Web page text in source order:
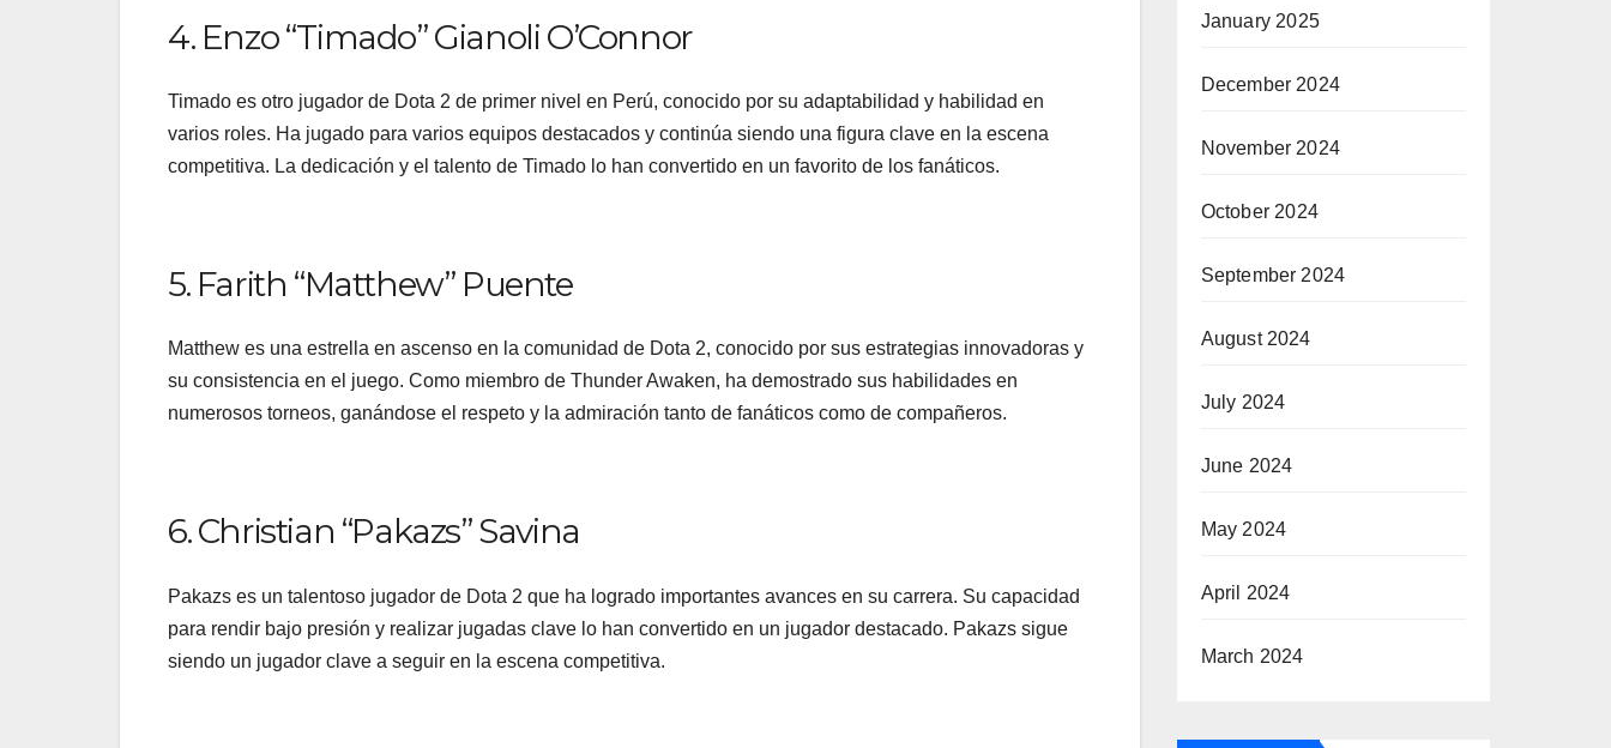
4. Enzo “Timado” Gianoli O’Connor
Timado es otro jugador de Dota 2 de primer nivel en Perú, conocido por su adaptabilidad y habilidad en
varios roles. Ha jugado para varios equipos destacados y continúa siendo una figura clave en la escena
competitiva. La dedicación y el talento de Timado lo han convertido en un favorito de los fanáticos.
5. Farith “Matthew” Puente
Matthew es una estrella en ascenso en la comunidad de Dota 2, conocido por sus estrategias innovadoras y
su consistencia en el juego. Como miembro de Thunder Awaken, ha demostrado sus habilidades en
numerosos torneos, ganándose el respeto y la admiración tanto de fanáticos como de compañeros.
6. Christian “Pakazs” Savina
Pakazs es un talentoso jugador de Dota 2 que ha logrado importantes avances en su carrera. Su capacidad
para rendir bajo presión y realizar jugadas clave lo han convertido en un jugador destacado. Pakazs sigue
siendo un jugador clave a seguir en la escena competitiva.
January 2025
December 2024
November 2024
October 2024
September 2024
August 2024
July 2024
June 2024
May 2024
April 2024
March 2024